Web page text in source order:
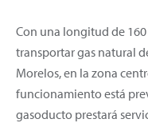
Con una longitud de
transportar gas natural
Morelos, en la zona
funcionamiento está
gasoducto prestará